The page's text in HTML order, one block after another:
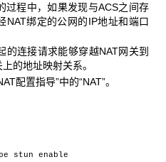
过程中，如果发现与ACS之间存
NAT绑定的公网的IP地址和端口
的连接请求能够穿越NAT网关到
的地址映射关系。
配置指导”中的“NAT”。
stun enable